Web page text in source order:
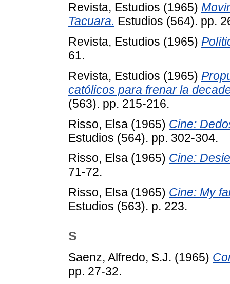
Revista, Estudios (1965)
Tacuara. Estudios (564). pp.
Revista, Estudios (1965)
61.
Revista, Estudios (1965)
católicos para frenar la
(563). pp. 215-216.
Risso, Elsa (1965) Cine:
Estudios (564). pp. 302-304.
Risso, Elsa (1965) Cine:
71-72.
Risso, Elsa (1965) Cine: My
Estudios (563). p. 223.
S
Saenz, Alfredo, S.J. (1965)
pp. 27-32.